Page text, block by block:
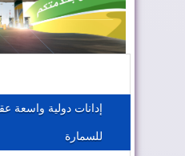
المغرب يعزز
الجزائر
إدانات دولية واسعة
للسمارة